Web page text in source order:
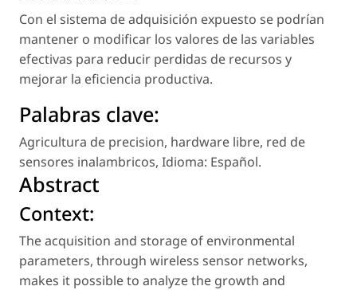
Con el sistema de adquisición expuesto se podrían
mantener o modificar los valores de las variables
efectivas para reducir perdidas de recursos y
mejorar la eficiencia productiva.
Palabras clave:
Agricultura de precision, hardware libre, red de
sensores inalambricos, Idioma: Español.
Abstract
Context:
The acquisition and storage of environmental
parameters, through wireless sensor networks,
makes it possible to analyze the growth and